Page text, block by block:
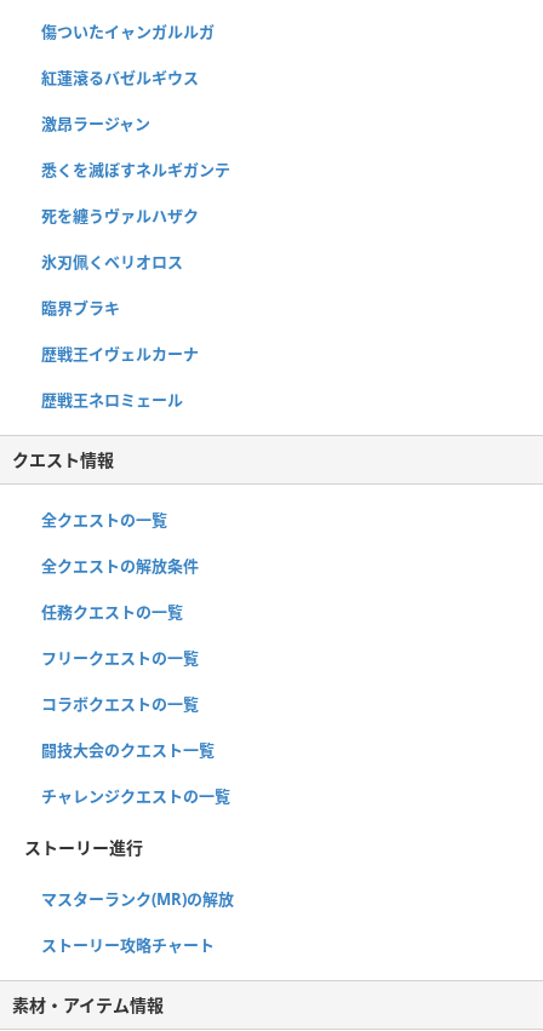
傷ついたイャンガルルガ
紅蓮滾るバゼルギウス
激昂ラージャン
悉くを滅ぼすネルギガンテ
死を纏うヴァルハザク
氷刃佩くベリオロス
臨界ブラキ
歴戦王イヴェルカーナ
歴戦王ネロミェール
クエスト情報
全クエストの一覧
全クエストの解放条件
任務クエストの一覧
フリークエストの一覧
コラボクエストの一覧
闘技大会のクエスト一覧
チャレンジクエストの一覧
ストーリー進行
マスターランク(MR)の解放
ストーリー攻略チャート
素材・アイテム情報